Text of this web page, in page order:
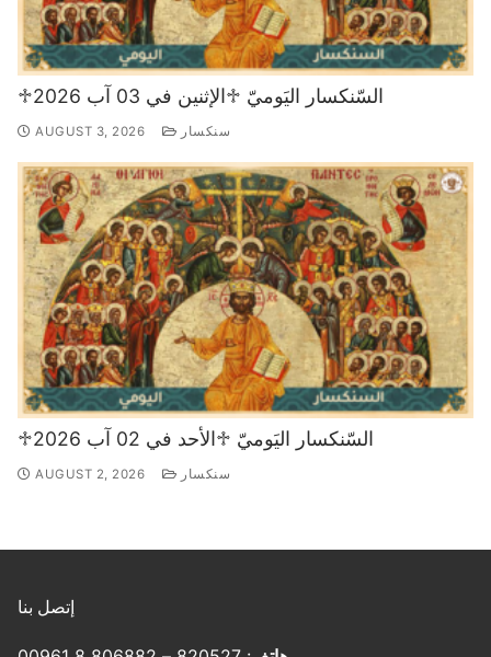
♱السّنكسار اليَوميّ ♱الإثنين في 03 آب 2026
AUGUST 3, 2026 سنكسار
♱السّنكسار اليَوميّ ♱الأحد في 02 آب 2026
AUGUST 2, 2026 سنكسار
إتصل بنا